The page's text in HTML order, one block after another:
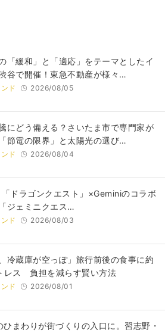
「緩和」と「適応」をテーマとしたイ
谷で開催！東急不動産が様々…
ド 2026/08/05
にどう備える？さいたま市で専門家が
節電の限界」と太陽光の選び…
ド 2026/08/04
ドラゴンクエスト」×Geminiのコラボ
ジェミニクエス…
ド 2026/08/03
冷蔵庫が空っぽ」旅行前後の食事に約
レス 負担を減らす賢い方法
ド 2026/08/01
まわりが街づくりの入口に。習志野・